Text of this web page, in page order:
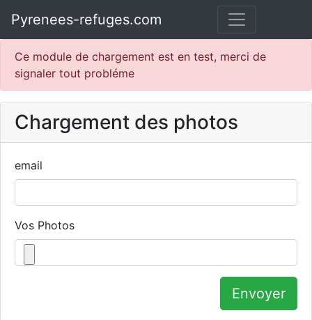
Pyrenees-refuges.com
Ce module de chargement est en test, merci de
signaler tout probléme
Chargement des photos
email
Vos Photos
Envoyer